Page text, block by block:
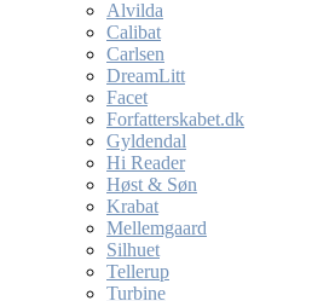
Alvilda
Calibat
Carlsen
DreamLitt
Facet
Forfatterskabet.dk
Gyldendal
Hi Reader
Høst & Søn
Krabat
Mellemgaard
Silhuet
Tellerup
Turbine